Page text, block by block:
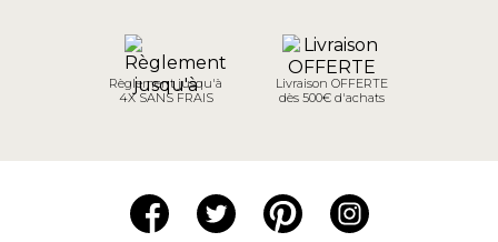
Règlement jusqu'à
4X SANS FRAIS
Livraison OFFERTE
dès 500€ d'achats